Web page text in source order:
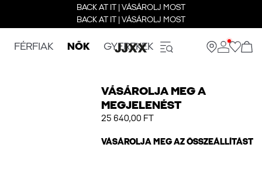
BACK AT IT | VÁSÁROLJ MOST
BACK AT IT | VÁSÁROLJ MOST
FÉRFIAK NŐK GYEREKEK
VÁSÁROLJA MEG A
MEGJELENÉST
25 640,00 FT
VÁSÁROLJA MEG AZ ÖSSZEÁLLÍTÁST